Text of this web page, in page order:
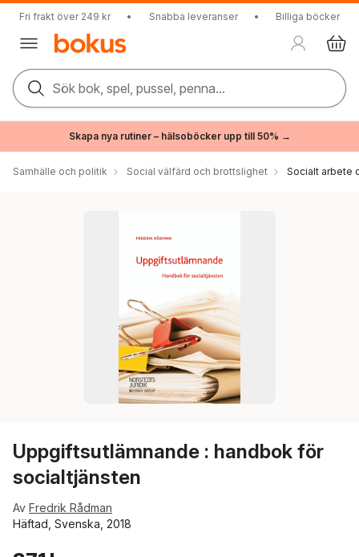
Fri frakt över 249 kr • Snabba leveranser • Billiga böcker
Sök bok, spel, pussel, penna...
Skapa nya rutiner – hälsoböcker upp till 50% →
Samhälle och politik Social välfärd och brottslighet Socialt arbete
Uppgiftsutlämnande : handbok för
socialtjänsten
Av Fredrik Rådman
Häftad, Svenska, 2018